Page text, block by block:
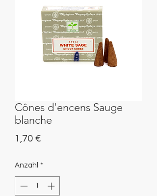
Cônes d'encens Sauge
blanche
1,70 €Preis
Anzahl *